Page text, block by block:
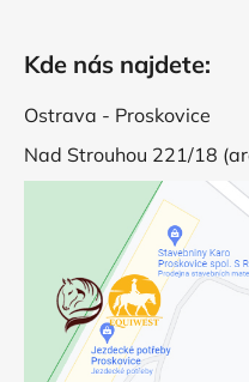
Kde nás najdete:
Ostrava - Proskovice
Nad Strouhou 221/18